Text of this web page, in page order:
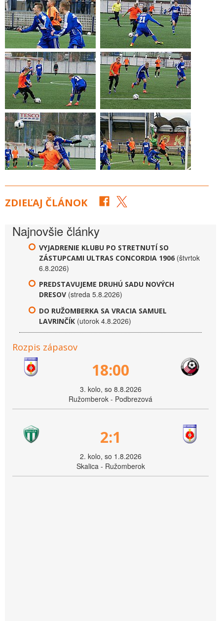
ZDIEĽAJ ČLÁNOK
Najnovšie články
VYJADRENIE KLUBU PO STRETNUTÍ SO
ZÁSTUPCAMI ULTRAS CONCORDIA 1906 (štvrtok
6.8.2026)
PREDSTAVUJEME DRUHÚ SADU NOVÝCH
DRESOV (streda 5.8.2026)
DO RUŽOMBERKA SA VRACIA SAMUEL
LAVRINČÍK (utorok 4.8.2026)
Rozpis zápasov
18:00
3. kolo, so 8.8.2026
Ružomberok - Podbrezová
2:1
2. kolo, so 1.8.2026
Skalica - Ružomberok